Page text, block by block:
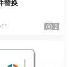
替换
2